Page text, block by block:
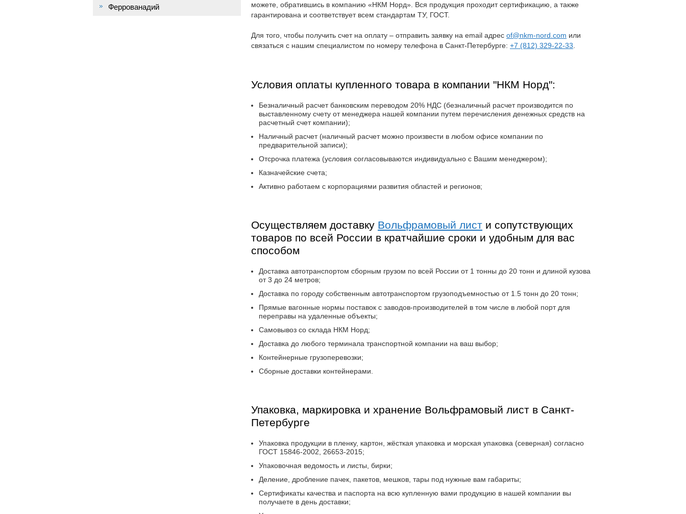
можете, обратившись в компанию «НКМ Норд». Вся продукция проходит сертификацию, а также
гарантирована и соответствует всем стандартам ТУ, ГОСТ.
Для того, чтобы получить счет на оплату – отправить заявку на email адрес of@nkm-nord.com или
связаться с нашим специалистом по номеру телефона в Санкт-Петербурге: +7 (812) 329-22-33
Условия оплаты купленного товара в компании "НКМ Норд":
Безналичный расчет банковским переводом 20% НДС (безналичный расчет производится по
выставленному счету от менеджера нашей компании путем перечисления денежных средств на
расчетный счет компании);
Наличный расчет (наличный расчет можно произвести в любом офисе компании по
предварительной записи);
Отсрочка платежа (условия согласовываются индивидуально с Вашим менеджером);
Казначейские счета;
Активно работаем с корпорациями развития областей и регионов;
Осуществляем доставку Вольфрамовый лист и сопутствующих
товаров по всей России в кратчайшие сроки и удобным для вас
способом
Доставка автотранспортом сборным грузом по всей России от 1 тонны до 20 тонн и длиной кузова
от 3 до 24 метров;
Доставка по городу собственным автотранспортом грузоподъемностью от 1.5 тонн до 20 тонн;
Прямые вагонные нормы поставок с заводов-производителей в том числе в любой порт для
переправы на удаленные объекты;
Самовывоз со склада НКМ Норд;
Доставка до любого терминала транспортной компании на ваш выбор;
Контейнерные грузоперевозки;
Сборные доставки контейнерами.
Упаковка, маркировка и хранение Вольфрамовый лист в Санкт-
Петербурге
Упаковка продукции в пленку, картон, жёсткая упаковка и морская упаковка (северная) согласно
ГОСТ 15846-2002, 26653-2015;
Упаковочная ведомость и листы, бирки;
Деление, дробление пачек, пакетов, мешков, тары под нужные вам габариты;
Сертификаты качества и паспорта на всю купленную вами продукцию в нашей компании вы
получаете в день доставки;
Феррованадий